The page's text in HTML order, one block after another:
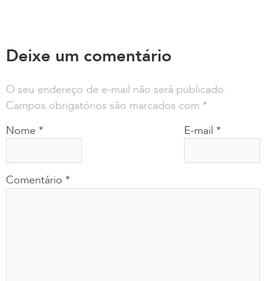
Deixe um comentário
O seu endereço de e-mail não será publicado.
Campos obrigatórios são marcados com *
Comentário *
Nome * E-mail *